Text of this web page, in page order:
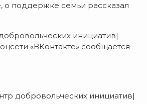
о поддержке семьи рассказал
инициатив|
«ВКонтакте» сообщается
добровольческих инициатив|